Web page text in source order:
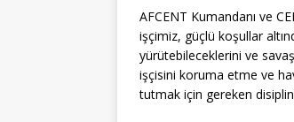
AFCENT Kumandanı ve
işçimiz, güçlü koşullar
yürütebileceklerini ve
işçisini koruma etme ve
tutmak için gereken